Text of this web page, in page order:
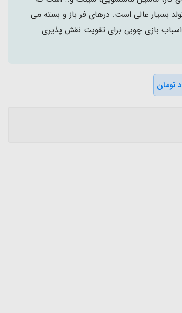
هدیه تولد بسیار عالی است. درهای فر باز و بسته می
بازی چوبی برای تقویت نقش پذیری
تومان